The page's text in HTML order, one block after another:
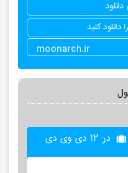
کنید
moonarch.ir
در: 12 دی وی دی